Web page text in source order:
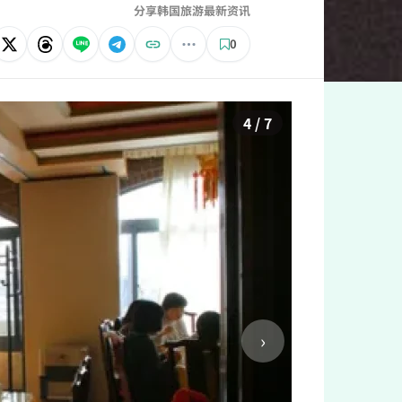
分享韩国旅游最新资讯
0
5 / 7
›